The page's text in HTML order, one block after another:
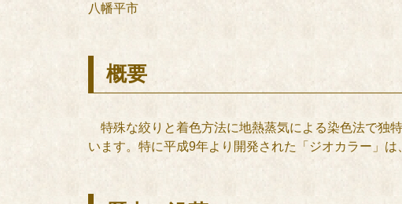
八幡平市
概要
特殊な絞りと着色方法に地熱蒸気による染色法で独
います。特に平成9年より開発された「ジオカラー」